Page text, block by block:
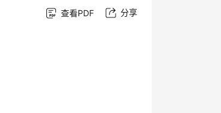
查看PDF 分享